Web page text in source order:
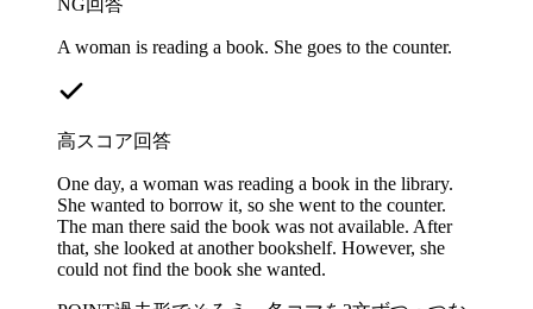
A woman is reading a book. She goes to the counter.
高スコア回答
One day, a woman was reading a book in the library.
She wanted to borrow it, so she went to the counter.
The man there said the book was not available. After
that, she looked at another bookshelf. However, she
could not find the book she wanted.